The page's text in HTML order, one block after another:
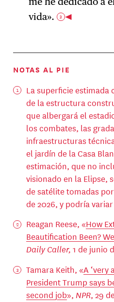
vida».
3
NOTAS AL PIE
La superficie estimada
de la estructura
que albergará el
los combates, las
infraestructuras
el jardín de la Casa
estimación, que no
visionado en la Elipse,
de satélite tomadas
de 2026, y podría
Reagan Reese, «How
Beautification Been?
Daily Caller, 1 de junio
Tamara Keith, «A ‘very
President Trump says
second job», NPR, 29